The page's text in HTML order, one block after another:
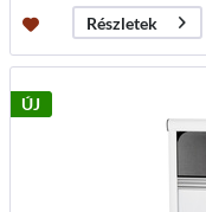
Részletek
ÚJ